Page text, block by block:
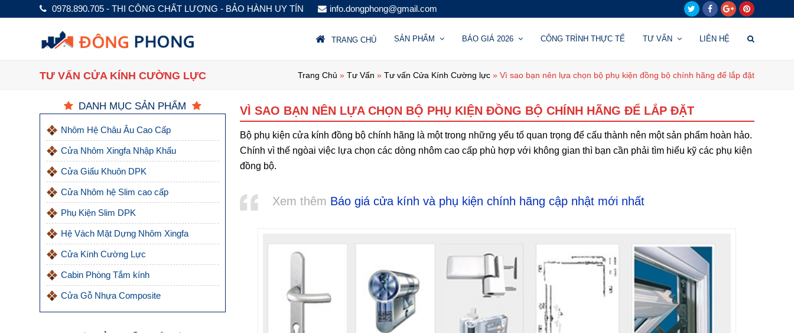
0978.890.705 - THI CÔNG CHẤT LƯỢNG - BẢO HÀNH UY TÍN info.dongphong@gmail.com TwitterFacebook
GooglePinterest
TRANG CHỦ SẢN PHẨM BÁO GIÁ 2026 CÔNG TRÌNH THỰC TẾ TƯ VẤN LIÊN HỆ
TƯ VẤN CỬA KÍNH CƯỜNG LỰC Trang Chủ » Tư Vấn » Tư vấn Cửa Kính Cường lực» Vì sao bạn nên lựa chọn bộ phụ kiện đồng bộ chính hãng để lắp đặt
VÌ SAO BẠN NÊN LỰA CHỌN BỘ PHỤ KIỆN ĐỒNG BỘ CHÍNH HÃNG ĐỂ LẮP ĐẶT
Bộ phụ kiện cửa kính đồng bộ chính hãng là một trong những yếu tố quan trọng để cấu thành nên một sản phẩm hoàn hảo.
Chính vì thế ngòai việc lựa chọn các dòng nhôm cao cấp phù hợp với không gian thì bạn cần phải tìm hiểu kỹ các phụ kiện
đồng bộ.
Xem thêm Báo giá cửa kính và phụ kiện chính hãng cập nhật mới nhất
DANH MỤC SẢN PHẨM
Nhôm Hệ Châu Âu Cao Cấp
Cửa Nhôm Xingfa Nhập Khẩu
Cửa Giấu Khuôn DPK
Cửa Nhôm hệ Slim cao cấp
Phụ Kiện Slim DPK
Hệ Vách Mặt Dựng Nhôm Xingfa
Cửa Kính Cường Lực
Cabin Phòng Tắm kính
Cửa Gỗ Nhựa Composite